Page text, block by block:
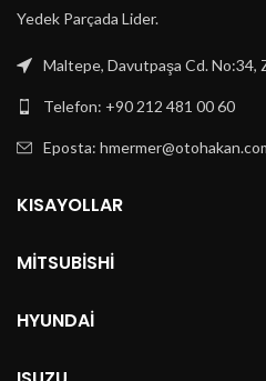
Yedek Parçada Lider.
Maltepe, Davutpaşa Cd.
Telefon: +90 212 481 00 60
Eposta:
KISAYOLLAR
MITSUBISHI
HYUNDAI